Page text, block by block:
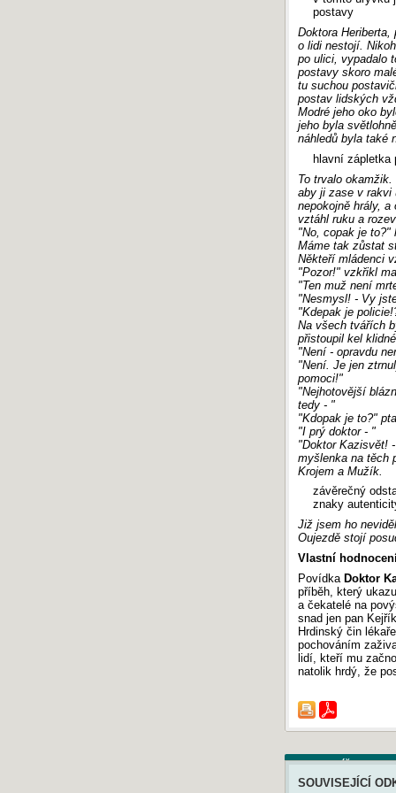
postavy
Doktora
o lidi nestojí.
po ulici, vypadalo
postavy skoro
tu suchou
postav lidských
Modré jeho oko
jeho byla
náhledů byla také
hlavní zápletka
To trvalo
aby ji zase v rakvi
nepokojně hrály,
vztáhl ruku a
"No, copak je to?"
Máme tak zůstat
Někteří mládenci
"Pozor!" vzkřikl
"Ten muž není
"Nesmysl! - Vy
"Kdepak je
Na všech tvářích
přistoupil kel
"Není - opravdu
"Není. Je jen
pomoci!"
"Nejhotovější
tedy - "
"Kdopak je to?"
"I prý doktor - "
"Doktor Kazisvět!
myšlenka na těch
Krojem a Mužík.
závěrečný
znaky
Již jsem ho
Oujezdě stojí
Vlastní
Povídka Doktor
příběh, který
a čekatelé na
snad jen pan
Hrdinský čin
pochováním
lidí, kteří mu
natolik hrdý, že
Komentáře
SOUVISEJÍCÍ